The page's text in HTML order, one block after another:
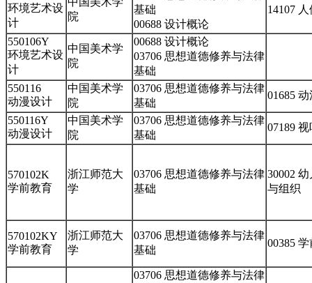
环境艺术设
计
院
基础
00688 设计概论
14107
550106Y
环境艺术设
计
中国美术学
院
00688 设计概论
03706 思想道德修养与法律
基础
550116
动漫设计
中国美术学
院
03706 思想道德修养与法律
基础
01685
550116Y
动漫设计
中国美术学
院
03706 思想道德修养与法律
基础
07189
570102K
学前教育
浙江师范大
学
03706 思想道德修养与法律
基础
30002
与组织
570102KY
学前教育
浙江师范大
学
03706 思想道德修养与法律
基础
00385
03706 思想道德修养与法律